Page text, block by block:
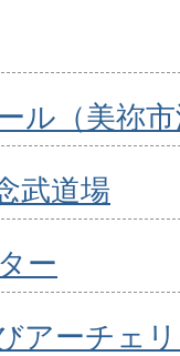
ル（美祢
武道場
ー
アーチェ